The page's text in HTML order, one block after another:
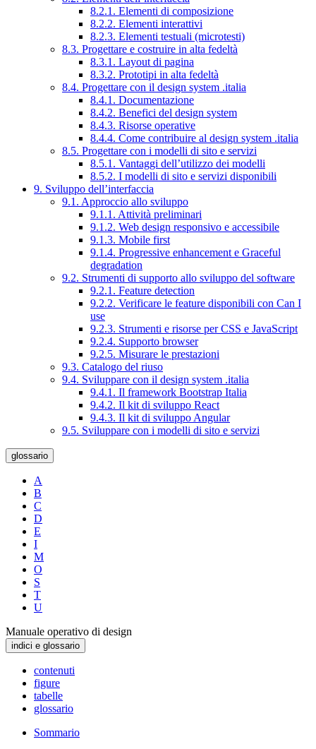
8.2.1. Elementi di composizione
8.2.2. Elementi interattivi
8.2.3. Elementi testuali (microtesti)
8.3. Progettare e costruire in alta fedeltà
8.3.1. Layout di pagina
8.3.2. Prototipi in alta fedeltà
8.4. Progettare con il design system .italia
8.4.1. Documentazione
8.4.2. Benefici del design system
8.4.3. Risorse operative
8.4.4. Come contribuire al design system .italia
8.5. Progettare con i modelli di sito e servizi
8.5.1. Vantaggi dell’utilizzo dei modelli
8.5.2. I modelli di sito e servizi disponibili
9. Sviluppo dell’interfaccia
9.1. Approccio allo sviluppo
9.1.1. Attività preliminari
9.1.2. Web design responsivo e accessibile
9.1.3. Mobile first
9.1.4. Progressive enhancement e Graceful
degradation
9.2. Strumenti di supporto allo sviluppo del software
9.2.1. Feature detection
9.2.2. Verificare le feature disponibili con Can I
use
9.2.3. Strumenti e risorse per CSS e JavaScript
9.2.4. Supporto browser
9.2.5. Misurare le prestazioni
9.3. Catalogo del riuso
9.4. Sviluppare con il design system .italia
9.4.1. Il framework Bootstrap Italia
9.4.2. Il kit di sviluppo React
9.4.3. Il kit di sviluppo Angular
9.5. Sviluppare con i modelli di sito e servizi
glossario
A
B
C
D
E
I
M
O
S
T
U
Manuale operativo di design
indici e glossario
contenuti
figure
tabelle
glossario
Sommario